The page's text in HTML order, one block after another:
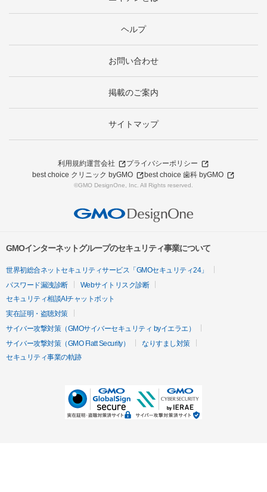
ヘルプ
お問い合わせ
掲載のご案内
サイトマップ
利用規約運営会社
プライバシーポリシー
best choice クリニック byGMO
best choice 歯科 byGMO
©GMO DesignOne, Inc. All Rights reserved.
GMOインターネットグループのセキュリティ事業について
世界初総合ネットセキュリティサービス「GMOセキュリティ24」
パスワード漏洩診断
Webサイトリスク診断
セキュリティ相談AIチャットボット
実在証明・盗聴対策
サイバー攻撃対策（GMOサイバーセキュリティ byイエラエ）
サイバー攻撃対策（GMO Flatt Security）
なりすまし対策
セキュリティ事業の軌跡